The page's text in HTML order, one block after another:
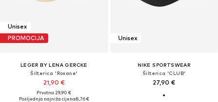
Unisex
PROMOCIJA
LEGER BY LENA GERCKE
Šilterica 'Roxane'
21,90 €
Prvotno: 29,90 €
Posljednja najniža cijena:8,76 €
Unisex
NIKE SPORTSWEAR
Šilterica 'CLUB'
27,90 €